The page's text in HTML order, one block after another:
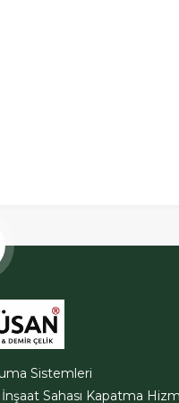
Sistemleri
Sahası Kapatma